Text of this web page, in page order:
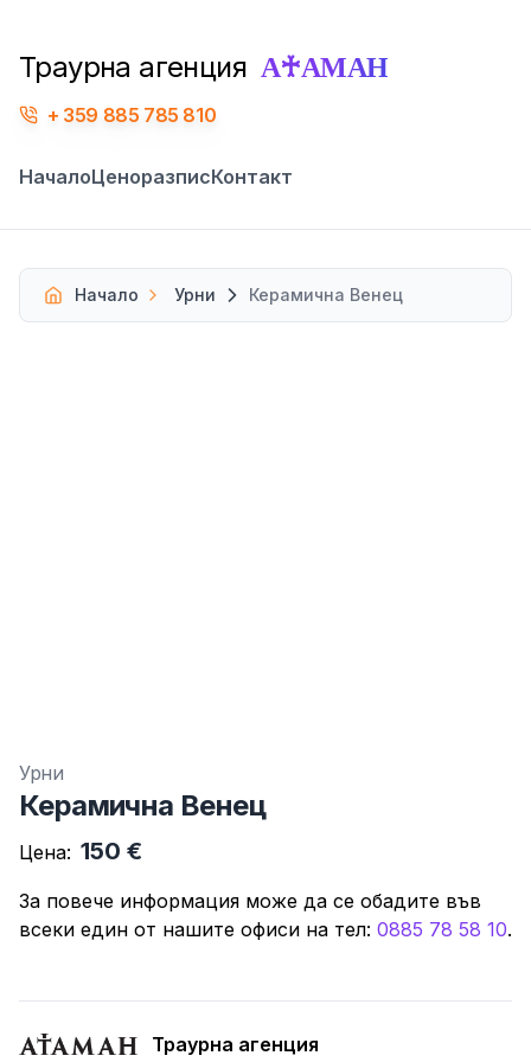
Траурна агенция А♰АМАН
359 885 785 810
НачалоЦеноразписКонтакт
Начало Урни Керамична Венец
Урни
Керамична Венец
Цена: 150 €
За повече информация може да се обадите във
всеки един от нашите офиси нa тeл: 0885 78 58 10.
Траурна агенция